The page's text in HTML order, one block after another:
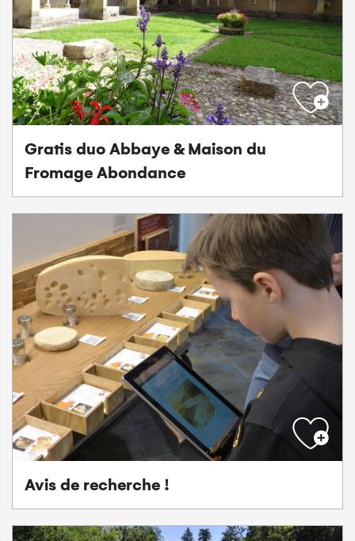
Gratis duo Abbaye & Maison du
Fromage Abondance
Avis de recherche !